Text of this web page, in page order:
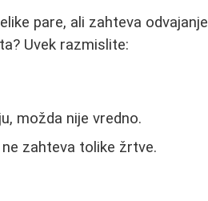
pare, ali zahteva odvajanje
Uvek razmislite:
možda nije vredno.
zahteva tolike žrtve.